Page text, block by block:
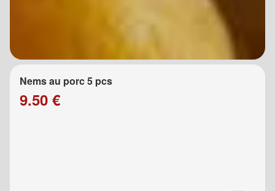
Nems au porc 5 pcs
9.50 €